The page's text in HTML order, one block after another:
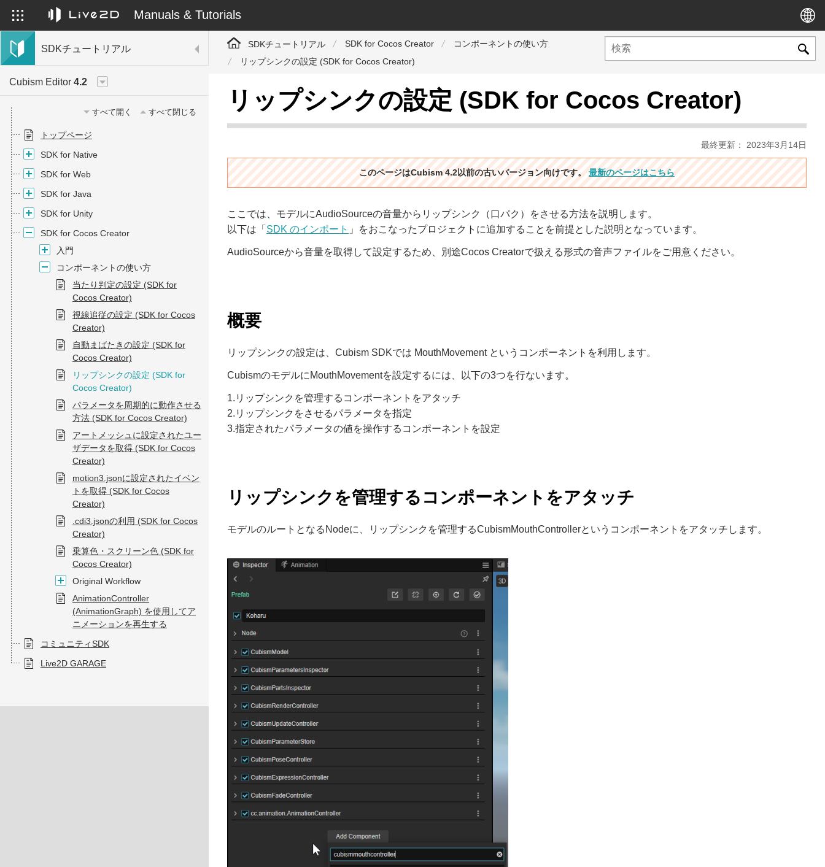
Manuals & Tutorials
SDKチュートリアル
Cubism Editor 4.2
すべて開く すべて閉じる
トップページ
SDK for Native
SDK for Web
SDK for Java
SDK for Unity
SDK for Cocos Creator
入門
コンポーネントの使い方
当たり判定の設定 (SDK for
Cocos Creator)
視線追従の設定 (SDK for Cocos
Creator)
自動まばたきの設定 (SDK for
Cocos Creator)
リップシンクの設定 (SDK for
Cocos Creator)
パラメータを周期的に動作させる
方法 (SDK for Cocos Creator)
アートメッシュに設定されたユー
ザデータを取得 (SDK for Cocos
Creator)
motion3.jsonに設定されたイベン
トを取得 (SDK for Cocos
Creator)
.cdi3.jsonの利用 (SDK for Cocos
Creator)
乗算色・スクリーン色 (SDK for
Cocos Creator)
Original Workflow
AnimationController
(AnimationGraph) を使用してア
ニメーションを再生する
コミュニティSDK
Live2D GARAGE
SDKチュートリアル SDK for Cocos Creator
コンポーネントの使い方
リップシンクの設定 (SDK for Cocos Creator)
リップシンクの設定 (SDK for Cocos Creator)
最終更新： 2023年3月14日
このページはCubism 4.2以前の古いバージョン向けです。最新のページはこちら
ここでは、モデルにAudioSourceの音量からリップシンク（口パク）をさせる方法を説明します。
以下は「 SDK のインポート 」をおこなったプロジェクトに追加することを前提とした説明となっています。
AudioSourceから音量を取得して設定するため、別途Cocos Creatorで扱える形式の音声ファイルをご用意ください。
概要
リップシンクの設定は、Cubism SDKでは MouthMovement というコンポーネントを利用します。
CubismのモデルにMouthMovementを設定するには、以下の3つを行ないます。
1.リップシンクを管理するコンポーネントをアタッチ
2.リップシンクをさせるパラメータを指定
3.指定されたパラメータの値を操作するコンポーネントを設定
リップシンクを管理するコンポーネントをアタッチ
モデルのルートとなるNodeに、リップシンクを管理するCubismMouthControllerというコンポーネントをアタッチします。